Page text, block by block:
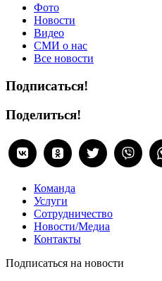
Фото
Новости
Видео
СМИ о нас
Все новости
Подписаться!
Поделиться!
Команда
Услуги
Сотрудничество
Новости/Медиа
Контакты
Подписаться на новости